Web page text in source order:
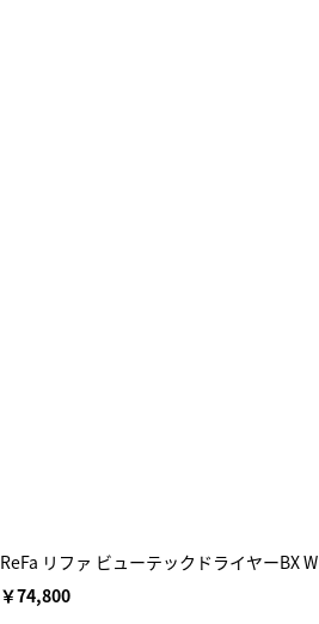
ReFa リファ ビューテックドライヤーBX W
￥74,800